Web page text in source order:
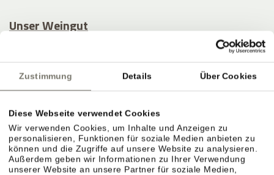
Zustimmung Details Über Cookies
Diese Webseite verwendet Cookies
Wir verwenden Cookies, um Inhalte und Anzeigen zu
personalisieren, Funktionen für soziale Medien anbieten zu
können und die Zugriffe auf unsere Website zu analysieren.
Außerdem geben wir Informationen zu Ihrer Verwendung
unserer Website an unsere Partner für soziale Medien,
Unser Weingut
Verwöhnen Sie Ihre Liebsten mit einem
Geschenkgutschein
vom Stroblhof – gerne auch
mit einer Weinverkostung und/oder einem
Abendessen – oder schenken Sie sich selbst ein
Last-Minute-Erlebnisoder einPaket im Angebot